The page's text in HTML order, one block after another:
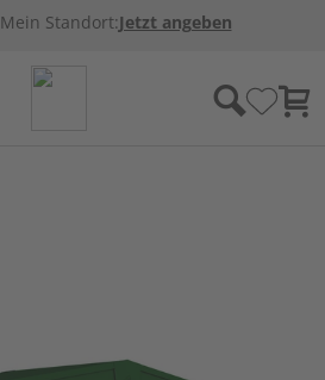
Mein Standort:Jetzt angeben